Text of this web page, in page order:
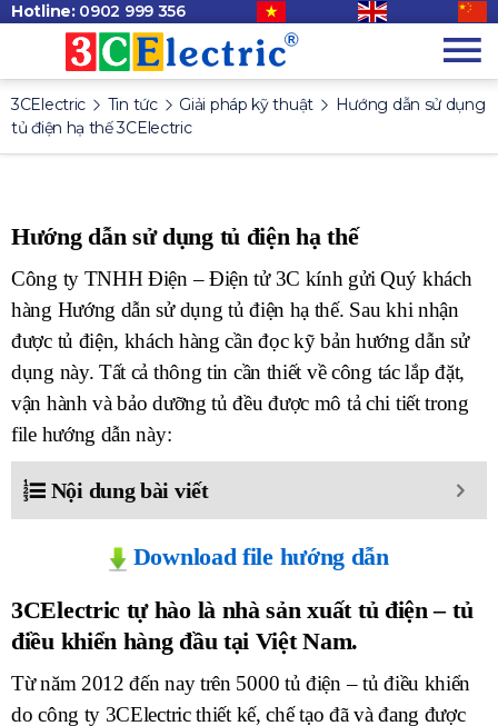
Hotline: 0902 999 356
3CElectric Tin tức Giải pháp kỹ thuật
Hướng dẫn sử dụng
tủ điện hạ thế 3CElectric
Hướng dẫn sử dụng tủ điện hạ thế
Công ty TNHH Điện – Điện tử 3C kính gửi Quý khách
hàng Hướng dẫn sử dụng tủ điện hạ thế. Sau khi nhận
được tủ điện, khách hàng cần đọc kỹ bản hướng dẫn sử
dụng này. Tất cả thông tin cần thiết về công tác lắp đặt,
vận hành và bảo dưỡng tủ đều được mô tả chi tiết trong
file hướng dẫn này:
Nội dung bài viết
Download file hướng dẫn
3CElectric tự hào là nhà sản xuất tủ điện – tủ
điều khiển hàng đầu tại Việt Nam.
Từ năm 2012 đến nay trên 5000 tủ điện – tủ điều khiển
do công ty 3CElectric thiết kế, chế tạo đã và đang được